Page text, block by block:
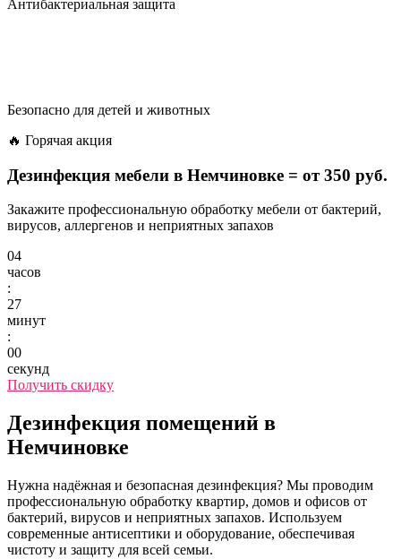
Антибактериальная защита
Безопасно для детей и животных
🔥 Горячая акция
Дезинфекция мебели в Немчиновке = от 350 руб.
Закажите профессиональную обработку мебели от бактерий,
вирусов, аллергенов и неприятных запахов
04
часов
:
27
минут
:
00
секунд
Получить скидку
Дезинфекция помещений в
Немчиновке
Нужна надёжная и безопасная дезинфекция? Мы проводим
профессиональную обработку квартир, домов и офисов от
бактерий, вирусов и неприятных запахов. Используем
современные антисептики и оборудование, обеспечивая
чистоту и защиту для всей семьи.